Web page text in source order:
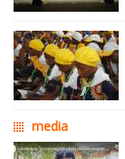
media